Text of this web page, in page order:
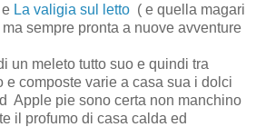
La valigia sul letto ( e quella magari
sempre pronta a nuove avventure
un meleto tutto suo e quindi tra
e composte varie a casa sua i dolci
Apple pie sono certa non manchino
il profumo di casa calda ed